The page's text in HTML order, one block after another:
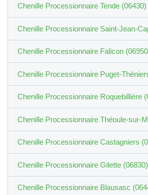
Chenille Processionnaire Tende (06430)
Chenille Processionnaire Saint-Jean-
Chenille Processionnaire Falicon
Chenille Processionnaire Puget-
Chenille Processionnaire Roquebillière
Chenille Processionnaire Théoule-sur-
Chenille Processionnaire Castagniers
Chenille Processionnaire Gilette (06830)
Chenille Processionnaire Blausasc